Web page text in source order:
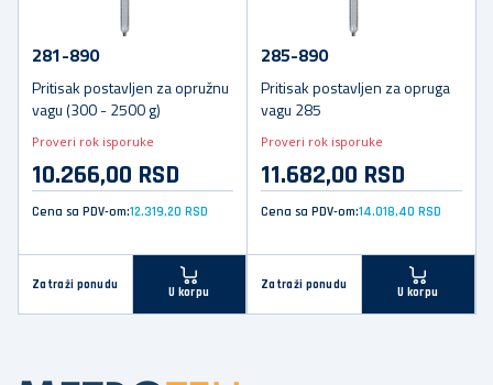
281-890
Pritisak postavljen za opružnu
vagu (300 - 2500 g)
Proveri rok isporuke
10.266,00 RSD
Cena sa PDV-om:12.319,20 RSD
Zatraži ponudu
U korpu
285-890
Pritisak postavljen za opruga
vagu 285
Proveri rok isporuke
11.682,00 RSD
Cena sa PDV-om:14.018,40 RSD
Zatraži ponudu
U korpu